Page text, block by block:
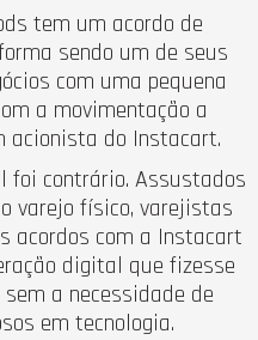
tem um acordo de
sendo um de seus
com uma pequena
a movimentação a
acionista do Instacart.
foi contrário. Assustados
varejo físico, varejistas
acordos com a Instacart
digital que fizesse
a necessidade de
em tecnologia.